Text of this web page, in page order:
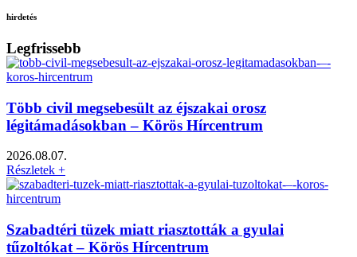
hirdetés
Legfrissebb
Több civil megsebesült az éjszakai orosz
légitámadásokban – Körös Hírcentrum
2026.08.07.
Részletek +
Szabadtéri tüzek miatt riasztották a gyulai
tűzoltókat – Körös Hírcentrum